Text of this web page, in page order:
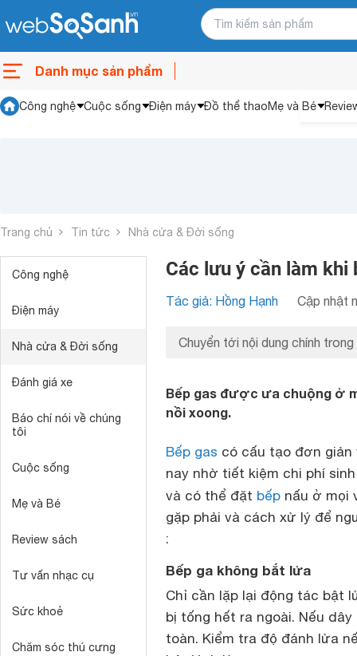
Danh mục sản phẩm
Công nghệ Cuộc sống Điện máy Đồ thể thaoMẹ và Bé
Trang chủ Tin tức Nhà cửa & Đời sống
Công nghệ
Điện máy
Nhà cửa & Đời sống
Đánh giá xe
Báo chí nói về chúng
tôi
Cuộc sống
Mẹ và Bé
Review sách
Tư vấn nhạc cụ
Sức khoẻ
Chăm sóc thú cưng
Các lưu ý cần làm
Tác giả: Hồng Hạnh Cập nhật
Chuyển tới nội dung chính trong
Bếp gas được ưa chuộng ở
nồi xoong.
Bếp gas có cấu tạo đơn
nay nhờ tiết kiệm chi phí
và có thể đặt bếp nấu ở mọi
gặp phải và cách xử lý để
:
Bếp ga không bắt lửa
Chỉ cần lặp lại động tác bật
bị tống hết ra ngoài. Nếu
toàn. Kiểm tra độ đánh lửa